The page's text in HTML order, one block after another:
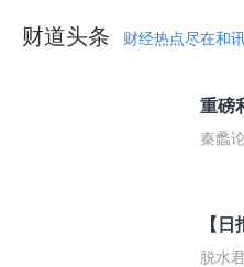
财道头条 财经热点尽在和
秦蠡
【
脱水